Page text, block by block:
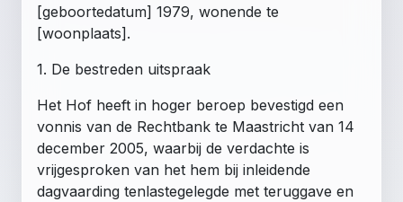
[geboortedatum] 1979, wonende te
[woonplaats].
1. De bestreden uitspraak
Het Hof heeft in hoger beroep bevestigd een
vonnis van de Rechtbank te Maastricht van 14
december 2005, waarbij de verdachte is
vrijgesproken van het hem bij inleidende
dagvaarding tenlastegelegde met teruggave en